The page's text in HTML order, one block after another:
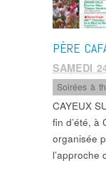
PÈRE
SAMEDI
Soirées à
CAYEUX
fin d’été, à
organisée
l’approche